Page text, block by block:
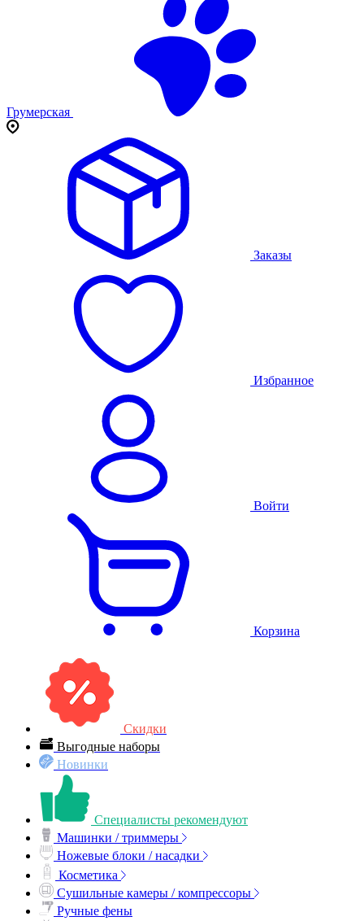
Грумерская
Заказы
Избранное
Войти
Корзина
Скидки
Выгодные наборы
Новинки
Специалисты рекомендуют
Машинки / триммеры
Ножевые блоки / насадки
Косметика
Сушильные камеры / компрессоры
Ручные фены